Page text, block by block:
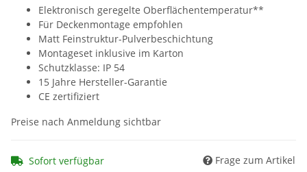
Elektronisch geregelte Oberflächentemperatur**
Für Deckenmontage empfohlen
Matt Feinstruktur-Pulverbeschichtung
Montageset inklusive im Karton
Schutzklasse: IP 54
15 Jahre Hersteller-Garantie
CE zertifiziert
Preise nach Anmeldung sichtbar
Sofort verfügbar Frage zum Artikel